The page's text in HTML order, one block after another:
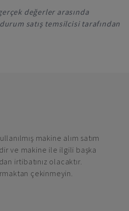
değerler arasında
satış temsilcisi tarafından
makine alım satım
ve makine ile ilgili başka
irtibatınız olacaktır.
çekinmeyin.